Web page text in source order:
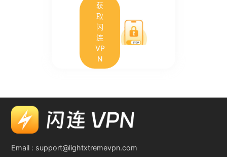
获
取
闪
连
VP
N
Email : support@lightxtremevpn.com